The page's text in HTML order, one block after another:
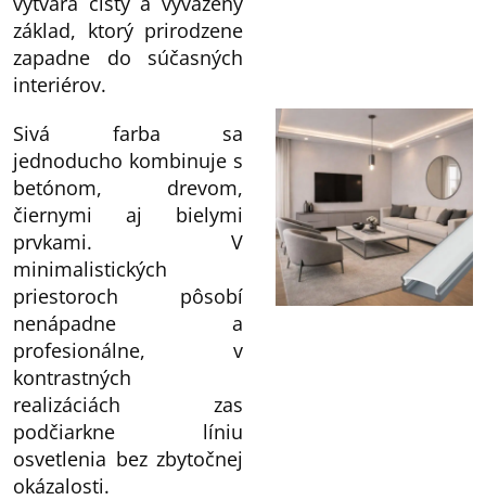
základ, ktorý prirodzene
zapadne do súčasných
interiérov.
Sivá farba sa
jednoducho kombinuje s
betónom, drevom,
čiernymi aj bielymi
prvkami. V
minimalistických
priestoroch pôsobí
nenápadne a
profesionálne, v
kontrastných
realizáciách zas
podčiarkne líniu
osvetlenia bez zbytočnej
okázalosti.